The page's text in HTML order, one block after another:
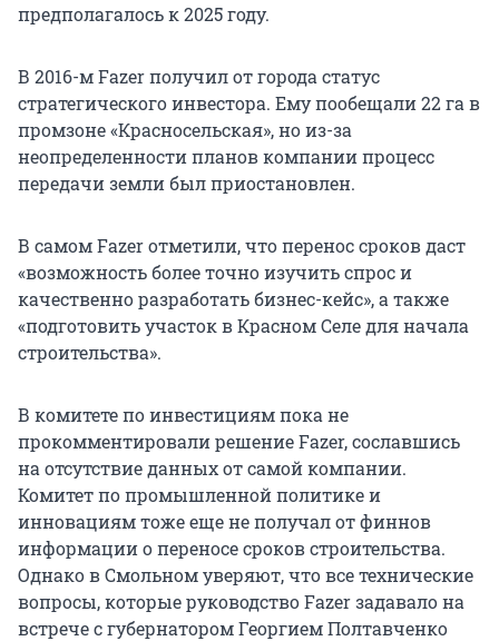
предполагалось к 2025 году.
В 2016-м Fazer получил от города статус
стратегического инвестора. Ему пообещали 22 га в
промзоне «Красносельская», но из-за
неопределенности планов компании процесс
передачи земли был приостановлен.
В самом Fazer отметили, что перенос сроков даст
«возможность более точно изучить спрос и
качественно разработать бизнес-кейс», а также
«подготовить участок в Красном Селе для начала
строительства».
В комитете по инвестициям пока не
прокомментировали решение Fazer, сославшись
на отсутствие данных от самой компании.
Комитет по промышленной политике и
инновациям тоже еще не получал от финнов
информации о переносе сроков строительства.
Однако в Смольном уверяют, что все технические
вопросы, которые руководство Fazer задавало на
встрече с губернатором Георгием Полтавченко